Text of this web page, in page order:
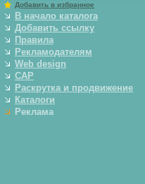
Добавить в избранное
В начало каталога
Добавить ссылку
Правила
Рекламодателям
Web design
САР
Раскрутка и продвижение
Каталоги
Реклама